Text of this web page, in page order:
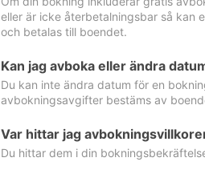
eller är icke återbetalningsbar så kan
och betalas till boendet.
Kan jag avboka eller ändra
Du kan inte ändra datum för en
avbokningsavgifter bestäms av
Var hittar jag
Du hittar dem i din